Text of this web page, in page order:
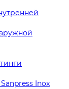
Inox